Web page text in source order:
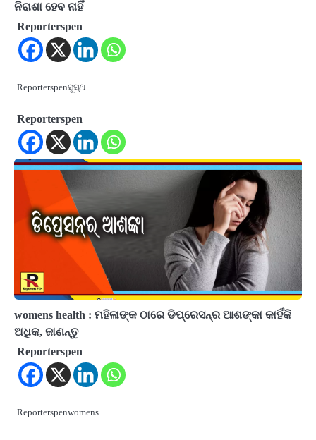
ନିରାଶା ହେବ ନାହିଁ
Reporterspen
Reporterspenସୁସ୍ଥ…
Reporterspen
womens health : ମହିଳାଙ୍କ ଠାରେ ଡିପ୍ରେସନ୍‌ର ଆଶଙ୍କା କାହିଁକି
ଅଧିକ, ଜାଣନ୍ତୁ
Reporterspen
Reporterspenwomens…